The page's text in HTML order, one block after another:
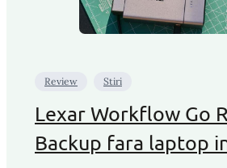
Review Stiri
Lexar Workflow Go
Backup fara laptop